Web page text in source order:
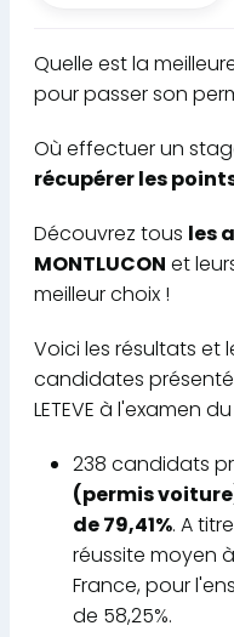
Quelle est la
pour passer son
Où effectuer un
récupérer les
Découvrez tous les
MONTLUCON et
meilleur choix !
Voici les résultats et
candidates présentés
LETEVE à l'examen
238 candidats
(permis
de 79,41%. A
réussite moyen
France, pour
de 58,25%.